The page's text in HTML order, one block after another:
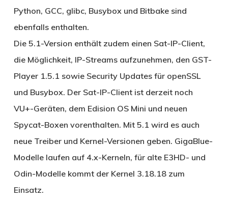
Python, GCC, glibc, Busybox und Bitbake sind
ebenfalls enthalten.
Die 5.1-Version enthält zudem einen Sat-IP-Client,
die Möglichkeit, IP-Streams aufzunehmen, den GST-
Player 1.5.1 sowie Security Updates für openSSL
und Busybox. Der Sat-IP-Client ist derzeit noch
VU+-Geräten, dem Edision OS Mini und neuen
Spycat-Boxen vorenthalten. Mit 5.1 wird es auch
neue Treiber und Kernel-Versionen geben. GigaBlue-
Modelle laufen auf 4.x-Kerneln, für alte E3HD- und
Odin-Modelle kommt der Kernel 3.18.18 zum
Einsatz.